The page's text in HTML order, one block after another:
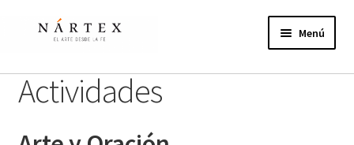
Menú
Inicio
Actividades